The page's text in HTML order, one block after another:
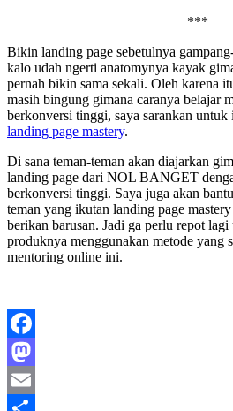
***
Bikin landing page sebetulnya
kalo udah ngerti anatomynya kayak
pernah bikin sama sekali. Oleh karena
masih bingung gimana caranya belajar
berkonversi tinggi, saya sarankan
landing page mastery.
Di sana teman-teman akan diajarkan
landing page dari NOL BANGET
berkonversi tinggi. Saya juga akan
teman yang ikutan landing page
berikan barusan. Jadi ga perlu repot lagi
produknya menggunakan metode yang
mentoring online ini.
Facebook
Mastodon
Email